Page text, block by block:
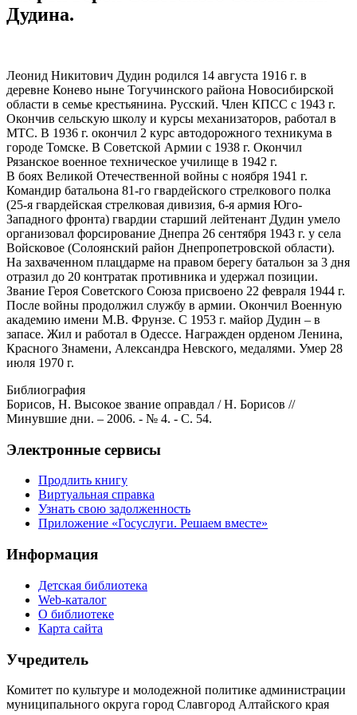
Дудина.
Леонид Никитович Дудин родился 14 августа 1916 г. в
деревне Конево ныне Тогучинского района Новосибирской
области в семье крестьянина. Русский. Член КПСС с 1943 г.
Окончив сельскую школу и курсы механизаторов, работал в
МТС. В 1936 г. окончил 2 курс автодорожного техникума в
городе Томске. В Советской Армии с 1938 г. Окончил
Рязанское военное техническое училище в 1942 г.
В боях Великой Отечественной войны с ноября 1941 г.
Командир батальона 81-го гвардейского стрелкового полка
(25-я гвардейская стрелковая дивизия, 6-я армия Юго-
Западного фронта) гвардии старший лейтенант Дудин умело
организовал форсирование Днепра 26 сентября 1943 г. у села
Войсковое (Солоянский район Днепропетровской области).
На захваченном плацдарме на правом берегу батальон за 3 дня
отразил до 20 контратак противника и удержал позиции.
Звание Героя Советского Союза присвоено 22 февраля 1944 г.
После войны продолжил службу в армии. Окончил Военную
академию имени М.В. Фрунзе. С 1953 г. майор Дудин – в
запасе. Жил и работал в Одессе. Награжден орденом Ленина,
Красного Знамени, Александра Невского, медалями. Умер 28
июля 1970 г.
Библиография
Борисов, Н. Высокое звание оправдал / Н. Борисов //
Минувшие дни. – 2006. - № 4. - С. 54.
Электронные сервисы
Продлить книгу
Виртуальная справка
Узнать свою задолженность
Приложение «Госуслуги. Решаем вместе»
Информация
Детская библиотека
Web-каталог
О библиотеке
Карта сайта
Учредитель
Комитет по культуре и молодежной политике администрации
муниципального округа город Славгород Алтайского края